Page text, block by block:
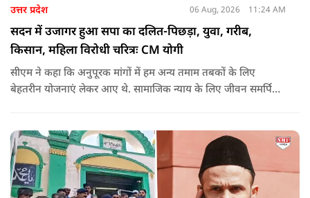
उत्तर प्रदेश 06 Aug, 2026 11:24 AM
सदन में उजागर हुआ सपा का दलित-पिछड़ा, युवा, गरीब,
किसान, महिला विरोधी चरित्रः CM योगी
सीएम ने कहा कि अनुपूरक मांगों में हम अन्य तमाम तबकों के लिए
बेहतरीन योजनाएं लेकर आए थे. सामाजिक न्याय के लिए जीवन समर्पित
अहिल्या बाई होल्कर आदि की मूर्तियों पर छाजन, पार्क, बाउंड्रीवाल के
लिए हमने 407 करोड़ रुपये का प्रावधान किया है. यह बजट पास न हो,
इसके लिए समाजवादी पार्टी ने सदन की कार्यवाही को बाधित किया और
लगातार व्यवधान पैदा करने का प्रयास किया.